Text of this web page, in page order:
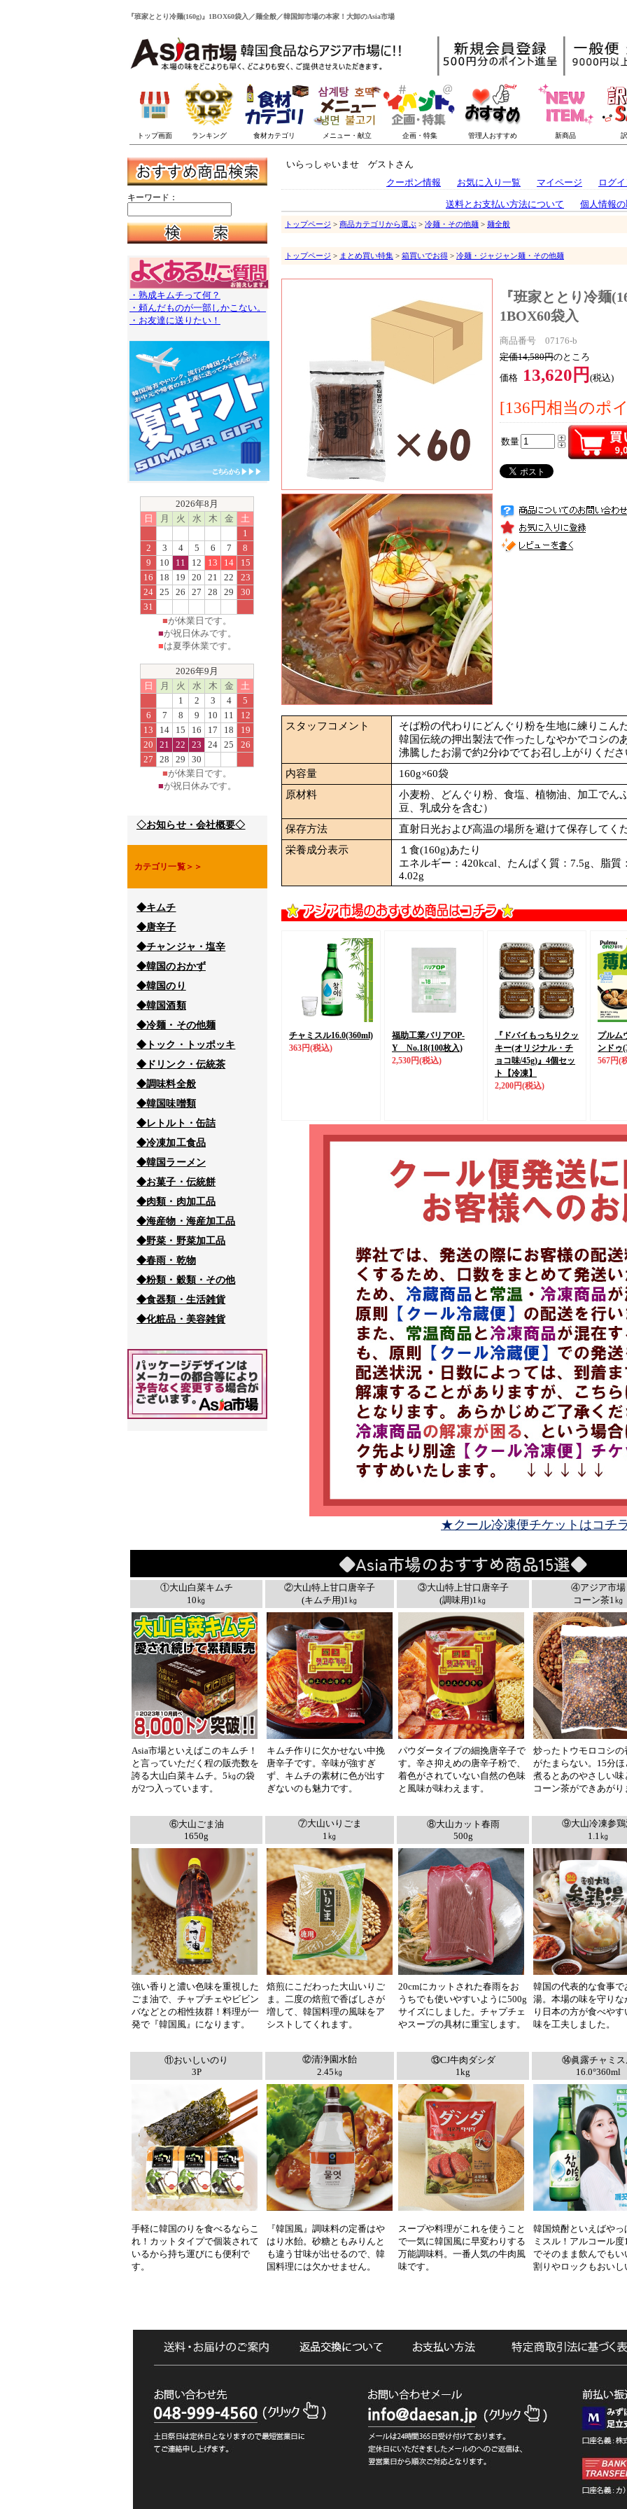
『班家ととり冷麺(160g)』1BOX60袋入／麺全般／韓国卸市場の本家！大卸のAsia市場
キーワード：
・熟成キムチって何？
・頼んだものが一部しかこない。
・お友達に送りたい！
2026年8月
日
月 火 水 木 金
土
1
2
3 4 5 6 7
8
9
10 11 12 13 14
15
16
18 19 20 21 22
23
24 25 26 27 28 29
30
31
■が休業日です。
■が祝日休みです。
■は夏季休業です。
2026年9月
日
月 火 水 木 金
土
1
2 3 4
5
6
7 8 9 10 11
12
13
14 15 16 17 18
19
20
21 22 23 24 25
26
27
28 29
30
■が休業日です。
■が祝日休みです。
◇お知らせ・会社概要◇
カテゴリ一覧＞＞
◆キムチ
◆唐辛子
◆チャンジャ・塩辛
◆韓国のおかず
◆韓国のり
◆韓国酒類
◆冷麺・その他麺
◆トック・トッポッキ
◆ドリンク・伝統茶
◆調味料全般
◆韓国味噌類
◆レトルト・缶詰
◆冷凍加工食品
◆韓国ラーメン
◆お菓子・伝統餅
◆肉類・肉加工品
◆海産物・海産加工品
◆野菜・野菜加工品
◆春雨・乾物
◆粉類・穀類・その他
◆食器類・生活雑貨
◆化粧品・美容雑貨
いらっしゃいませ ゲストさん
クーポン情報
お気に入り一覧 マイページ ログ
送料とお支払い方法について 個人情報
トップページ > 商品カテゴリから選ぶ > 冷麺・その他麺 > 麺全般
トップページ > まとめ買い特集 > 箱買いでお得 > 冷麺・ジャジャン麺・その他麺
『班家ととり冷麺
1BOX60袋入
商品番号 07176-b
定価14,580円のところ
価格 13,620円 (税込)
[136円相当のポ
数量
スタッフコメント
そば粉の代わりにどんぐり粉を生地に練りこん
韓国伝統の押出製法で作ったしなやかでコシの
沸騰したお湯で約2分ゆでてお召し上がりくださ
内容量
160g×60袋
原材料
小麦粉、どんぐり粉、食塩、植物油、加工でん
豆、乳成分を含む）
保存方法
直射日光および高温の場所を避けて保存してく
栄養成分表示
１食(160g)あたり
エネルギー：420kcal、たんぱく質：7.5g、脂
4.02g
チャミスル16.0(360ml)
363円(税込)
福助工業バリアOP-
Y No.18(100枚入)
2,530円(税込)
『ドバイもっちりクッ
キー(オリジナル・チ
ョコ味/45g)』 4個セッ
ト
【冷凍】
2,200円(税込)
プルム
ンドゥ
567円(
★クール冷凍便チケットはコチ